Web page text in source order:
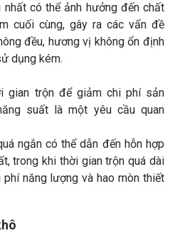
có thể ảnh hưởng đến chất
cuối cùng, gây ra các vấn đề
đều, hương vị không ổn định
dụng kém.
gian trộn để giảm chi phí sản
suất là một yêu cầu quan
ngắn có thể dẫn đến hỗn hợp
trong khi thời gian trộn quá dài
năng lượng và hao mòn thiết